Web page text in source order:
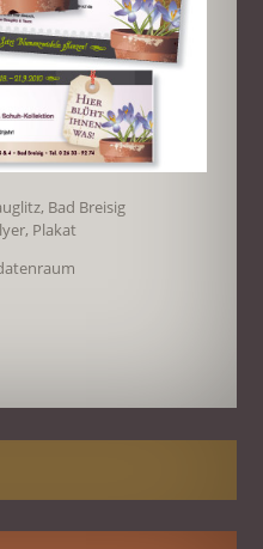
Bad Breisig
Plakat